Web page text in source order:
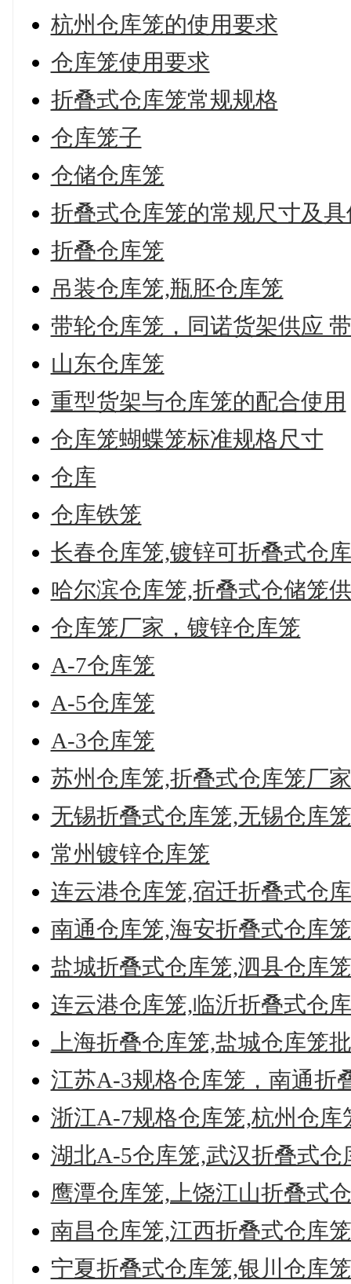
杭州仓库笼的使用要求
仓库笼使用要求
折叠式仓库笼常规规格
仓库笼子
仓储仓库笼
折叠式仓库笼的常规尺寸及
折叠仓库笼
吊装仓库笼,瓶胚仓库笼
带轮仓库笼，同诺货架供应
山东仓库笼
重型货架与仓库笼的配合使用
仓库笼蝴蝶笼标准规格尺寸
仓库
仓库铁笼
长春仓库笼,镀锌可折叠式仓
哈尔滨仓库笼,折叠式仓储笼
仓库笼厂家，镀锌仓库笼
A-7仓库笼
A-5仓库笼
A-3仓库笼
苏州仓库笼,折叠式仓库笼厂
无锡折叠式仓库笼,无锡仓库
常州镀锌仓库笼
连云港仓库笼,宿迁折叠式仓
南通仓库笼,海安折叠式仓库笼
盐城折叠式仓库笼,泗县仓库
连云港仓库笼,临沂折叠式仓
上海折叠仓库笼,盐城仓库笼
江苏A-3规格仓库笼，南通折
浙江A-7规格仓库笼,杭州仓库
湖北A-5仓库笼,武汉折叠式仓
鹰潭仓库笼,上饶江山折叠式
南昌仓库笼,江西折叠式仓库
宁夏折叠式仓库笼,银川仓库